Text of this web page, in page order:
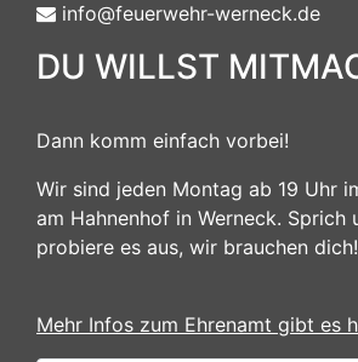
info@feuerwehr-werneck.de
DU WILLST
Dann komm einfach vorbei!
Wir sind jeden Montag ab 19 Uhr
am Hahnenhof in Werneck. Sprich
probiere es aus, wir brauchen dich!
Mehr Infos zum Ehrenamt gibt es